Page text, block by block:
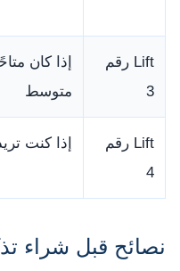
Lift رقم
3
إذا كان
متوسط
Lift رقم
4
إذا كنت
نصائح قبل شراء